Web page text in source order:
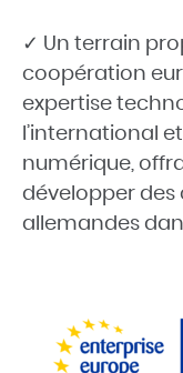
✓ Un terrain
coopération
expertise
l’international
numérique,
développer
allemandes